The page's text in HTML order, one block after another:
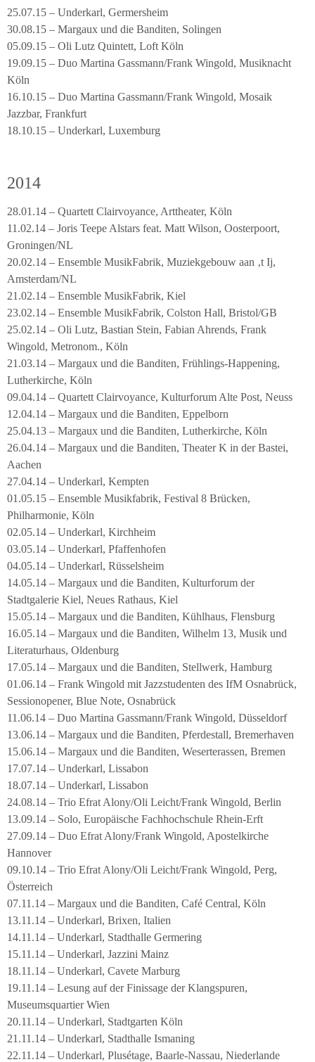
25.07.15 – Underkarl, Germersheim
30.08.15 – Margaux und die Banditen, Solingen
05.09.15 – Oli Lutz Quintett, Loft Köln
19.09.15 – Duo Martina Gassmann/Frank Wingold, Musiknacht
Köln
16.10.15 – Duo Martina Gassmann/Frank Wingold, Mosaik
Jazzbar, Frankfurt
18.10.15 – Underkarl, Luxemburg
2014
28.01.14 – Quartett Clairvoyance, Arttheater, Köln
11.02.14 – Joris Teepe Alstars feat. Matt Wilson, Oosterpoort,
Groningen/NL
20.02.14 – Ensemble MusikFabrik, Muziekgebouw aan ‚t Ij,
Amsterdam/NL
21.02.14 – Ensemble MusikFabrik, Kiel
23.02.14 – Ensemble MusikFabrik, Colston Hall, Bristol/GB
25.02.14 – Oli Lutz, Bastian Stein, Fabian Ahrends, Frank
Wingold, Metronom., Köln
21.03.14 – Margaux und die Banditen, Frühlings-Happening,
Lutherkirche, Köln
09.04.14 – Quartett Clairvoyance, Kulturforum Alte Post, Neuss
12.04.14 – Margaux und die Banditen, Eppelborn
25.04.13 – Margaux und die Banditen, Lutherkirche, Köln
26.04.14 – Margaux und die Banditen, Theater K in der Bastei,
Aachen
27.04.14 – Underkarl, Kempten
01.05.15 – Ensemble Musikfabrik, Festival 8 Brücken,
Philharmonie, Köln
02.05.14 – Underkarl, Kirchheim
03.05.14 – Underkarl, Pfaffenhofen
04.05.14 – Underkarl, Rüsselsheim
14.05.14 – Margaux und die Banditen, Kulturforum der
Stadtgalerie Kiel, Neues Rathaus, Kiel
15.05.14 – Margaux und die Banditen, Kühlhaus, Flensburg
16.05.14 – Margaux und die Banditen, Wilhelm 13, Musik und
Literaturhaus, Oldenburg
17.05.14 – Margaux und die Banditen, Stellwerk, Hamburg
01.06.14 – Frank Wingold mit Jazzstudenten des IfM Osnabrück,
Sessionopener, Blue Note, Osnabrück
11.06.14 – Duo Martina Gassmann/Frank Wingold, Düsseldorf
13.06.14 – Margaux und die Banditen, Pferdestall, Bremerhaven
15.06.14 – Margaux und die Banditen, Weserterassen, Bremen
17.07.14 – Underkarl, Lissabon
18.07.14 – Underkarl, Lissabon
24.08.14 – Trio Efrat Alony/Oli Leicht/Frank Wingold, Berlin
13.09.14 – Solo, Europäische Fachhochschule Rhein-Erft
27.09.14 – Duo Efrat Alony/Frank Wingold, Apostelkirche
Hannover
09.10.14 – Trio Efrat Alony/Oli Leicht/Frank Wingold, Perg,
Österreich
07.11.14 – Margaux und die Banditen, Café Central, Köln
13.11.14 – Underkarl, Brixen, Italien
14.11.14 – Underkarl, Stadthalle Germering
15.11.14 – Underkarl, Jazzini Mainz
18.11.14 – Underkarl, Cavete Marburg
19.11.14 – Lesung auf der Finissage der Klangspuren,
Museumsquartier Wien
20.11.14 – Underkarl, Stadtgarten Köln
21.11.14 – Underkarl, Stadthalle Ismaning
22.11.14 – Underkarl, Plusétage, Baarle-Nassau, Niederlande